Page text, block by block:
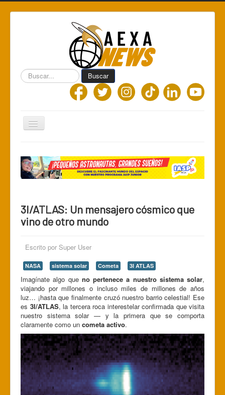
Buscar... Buscar
Toggle
Navigation
Centro de Informática AEXA
AexaSurvey
AEXA USA
3I/ATLAS: Un mensajero cósmico que
vino de otro mundo
Escrito por Super User
NASA sistema solar Cometa 3I ATLAS
Imagínate algo que no pertenece a nuestro sistema solar,
viajando por millones o incluso miles de millones de años
luz… ¡hasta que finalmente cruzó nuestro barrio celestial! Ese
es 3I/ATLAS, la tercera roca interestelar confirmada que visita
nuestro sistema solar — y la primera que se comporta
claramente como un cometa activo.